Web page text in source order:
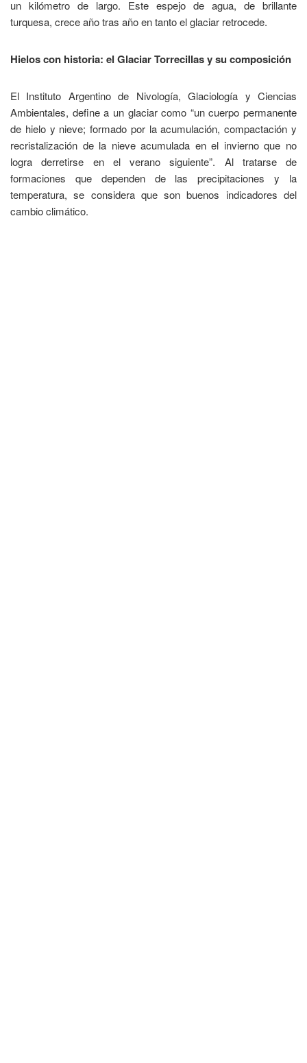
un kilómetro de largo. Este espejo de agua, de brillante
turquesa, crece año tras año en tanto el glaciar retrocede.
Hielos con historia: el Glaciar Torrecillas y su composición
El Instituto Argentino de Nivología, Glaciología y Ciencias
Ambientales, define a un glaciar como “un cuerpo permanente
de hielo y nieve; formado por la acumulación, compactación y
recristalización de la nieve acumulada en el invierno que no
logra derretirse en el verano siguiente”. Al tratarse de
formaciones que dependen de las precipitaciones y la
temperatura, se considera que son buenos indicadores del
cambio climático.